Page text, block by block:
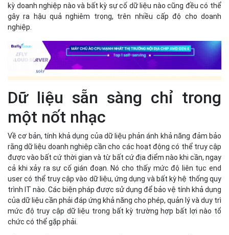
kỳ doanh nghiệp nào và bất kỳ sự cố dữ liệu nào cũng đều có thể
gây ra hậu quả nghiêm trọng, trên nhiều cấp độ cho doanh
nghiệp.
Dữ liệu sẵn sàng chỉ trong
một nốt nhạc
Về cơ bản, tính khả dụng của dữ liệu phản ánh khả năng đảm bảo
rằng dữ liệu doanh nghiệp cần cho các hoạt động có thể truy cập
được vào bất cứ thời gian và từ bất cứ địa điểm nào khi cần, ngay
cả khi xảy ra sự cố gián đoạn. Nó cho thấy mức độ liên tục end
user có thể truy cập vào dữ liệu, ứng dụng và bất kỳ hệ thống quy
trình IT nào. Các biện pháp được sử dụng để bảo vệ tính khả dụng
của dữ liệu cần phải đáp ứng khả năng cho phép, quản lý và duy trì
mức độ truy cập dữ liệu trong bất kỳ trường hợp bất lợi nào tổ
chức có thể gặp phải.